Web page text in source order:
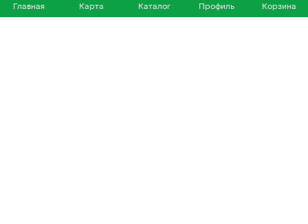
Главная Карта Каталог Профиль Корзина